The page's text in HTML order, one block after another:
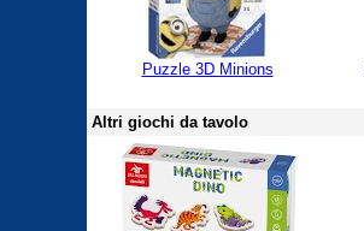
Puzzle 3D Minions
Altri giochi da tavolo